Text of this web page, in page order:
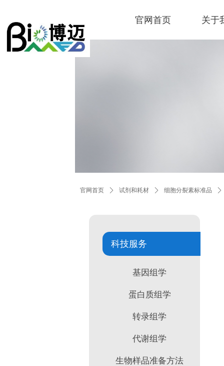
官网首页 关于
官网首页 ꄲ 试剂和耗材 ꄲ 细胞分裂素标准品 ꄲ
科技服务
基因组学
蛋白质组学
转录组学
代谢组学
生物样品准备方法